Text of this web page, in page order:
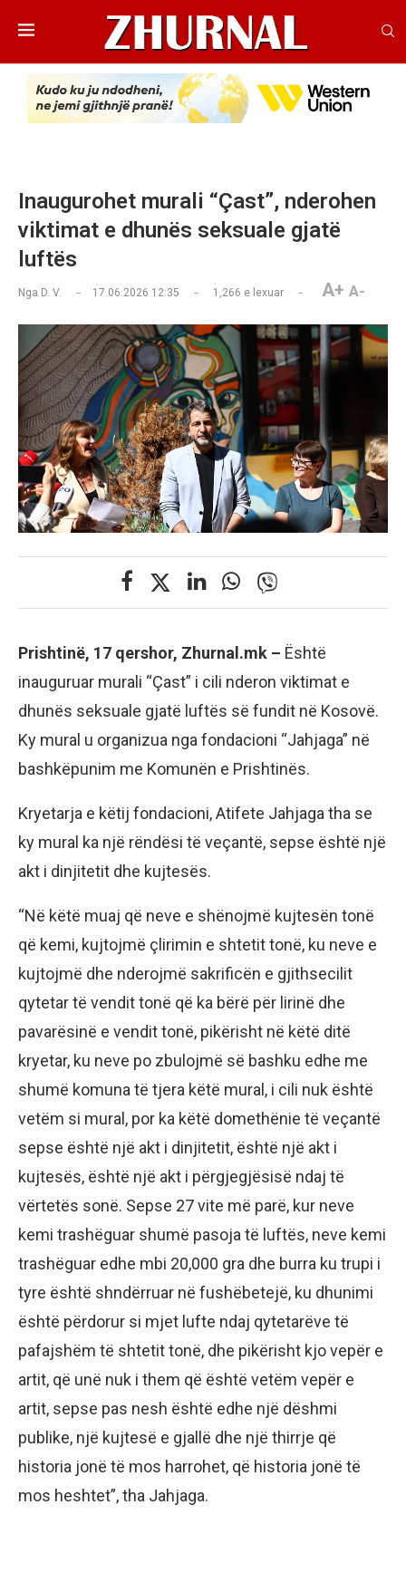
​Inaugurohet murali “Çast”, nderohen
viktimat e dhunës seksuale gjatë
luftës
Nga D. V. 17.06.2026 12:35 1,266 e lexuar A+ A-
Prishtinë, 17 qershor, Zhurnal.mk – Është
inauguruar murali “Çast” i cili nderon viktimat e
dhunës seksuale gjatë luftës së fundit në Kosovë.
Ky mural u organizua nga fondacioni “Jahjaga” në
bashkëpunim me Komunën e Prishtinës.
Kryetarja e këtij fondacioni, Atifete Jahjaga tha se
ky mural ka një rëndësi të veçantë, sepse është një
akt i dinjitetit dhe kujtesës.
“Në këtë muaj që neve e shënojmë kujtesën tonë
që kemi, kujtojmë çlirimin e shtetit tonë, ku neve e
kujtojmë dhe nderojmë sakrificën e gjithsecilit
qytetar të vendit tonë që ka bërë për lirinë dhe
pavarësinë e vendit tonë, pikërisht në këtë ditë
kryetar, ku neve po zbulojmë së bashku edhe me
shumë komuna të tjera këtë mural, i cili nuk është
vetëm si mural, por ka këtë domethënie të veçantë
sepse është një akt i dinjitetit, është një akt i
kujtesës, është një akt i përgjegjësisë ndaj të
vërtetës sonë. Sepse 27 vite më parë, kur neve
kemi trashëguar shumë pasoja të luftës, neve kemi
trashëguar edhe mbi 20,000 gra dhe burra ku trupi i
tyre është shndërruar në fushëbetejë, ku dhunimi
është përdorur si mjet lufte ndaj qytetarëve të
pafajshëm të shtetit tonë, dhe pikërisht kjo vepër e
artit, që unë nuk i them që është vetëm vepër e
artit, sepse pas nesh është edhe një dëshmi
publike, një kujtesë e gjallë dhe një thirrje që
historia jonë të mos harrohet, që historia jonë të
mos heshtet”, tha Jahjaga.